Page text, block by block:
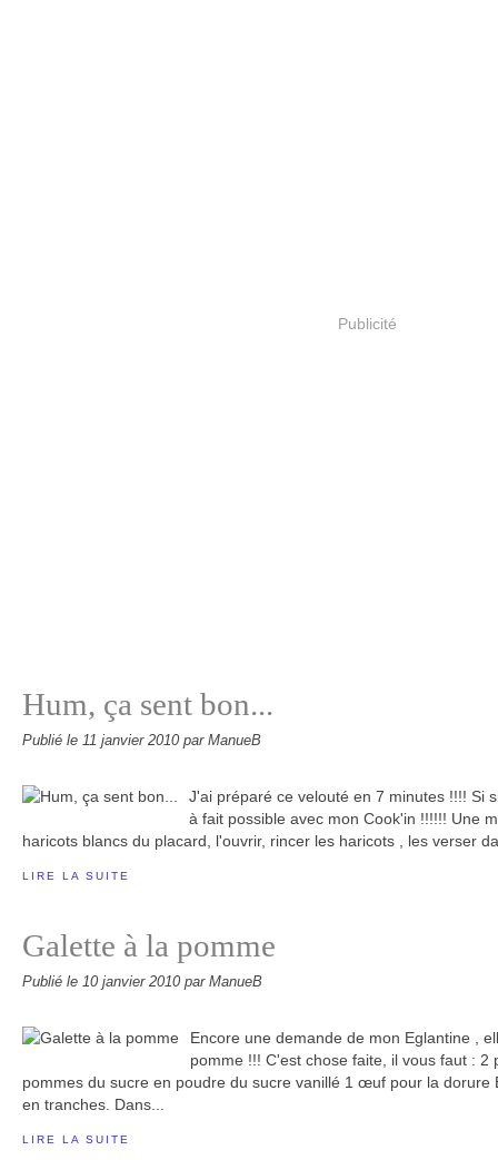
Publicité
Hum, ça sent bon...
Publié le 11 janvier 2010 par ManueB
J'ai préparé ce velouté en 7 minutes !!!! Si
à fait possible avec mon Cook'in !!!!!! Une
haricots blancs du placard, l'ouvrir, rincer les haricots , les verser
LIRE LA SUITE
Galette à la pomme
Publié le 10 janvier 2010 par ManueB
Encore une demande de mon Eglantine ,
pomme !!! C'est chose faite, il vous faut : 2
pommes du sucre en poudre du sucre vanillé 1 œuf pour la dorure
en tranches. Dans...
LIRE LA SUITE